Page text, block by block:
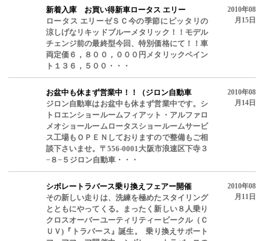
新着入庫 お買い得新車ロータス エリー
ロータス エリーゼＳＣ今の季節にピッタリの
涼しげなリキッドブルーメタリック！！モデル
チェンジ前の最終型今回、特別価格にて！！車
両定価６，８００，０００円メタリックペイン
ト１３６，５００・・・
2010年08
月15日
お盆中も休まず営業中！！（ジロン自動車
ジロン自動車はお盆中も休まず営業中です。シ
トロエンショールームフィアット・アルファロ
メオショールームロータスショールームサービ
ス工場もＯＰＥＮしておりますので整備もご相
談下さいませ。〒556-0001大阪市浪速区下寺３
−８−５ジロン自動車・・・
2010年08
月14日
シボレートラバース乗り換えフェアー開催
その新しい走りは、洗練を極めたスタイリング
とともにやってくる。まったく新しい８人乗り
クロスオーバーユーティリティービークル（Ｃ
ＵＶ)『トラバース』誕生。 乗り換えサポート
2010年08
月11日